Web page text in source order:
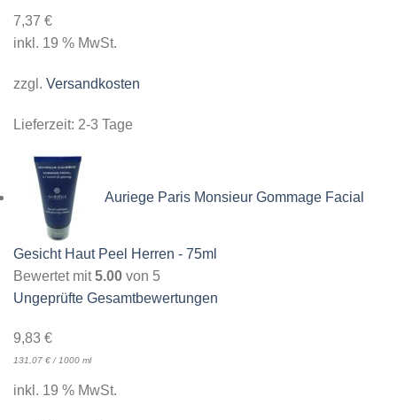
7,37 €
inkl. 19 % MwSt.
zzgl. Versandkosten
Lieferzeit: 2-3 Tage
Auriege Paris Monsieur Gommage Facial
Gesicht Haut Peel Herren - 75ml
Bewertet mit5.00 von 5
Ungeprüfte Gesamtbewertungen
9,83 €
131,07 €/1000 ml
inkl. 19 % MwSt.